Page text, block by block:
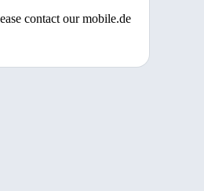
contact our mobile.de